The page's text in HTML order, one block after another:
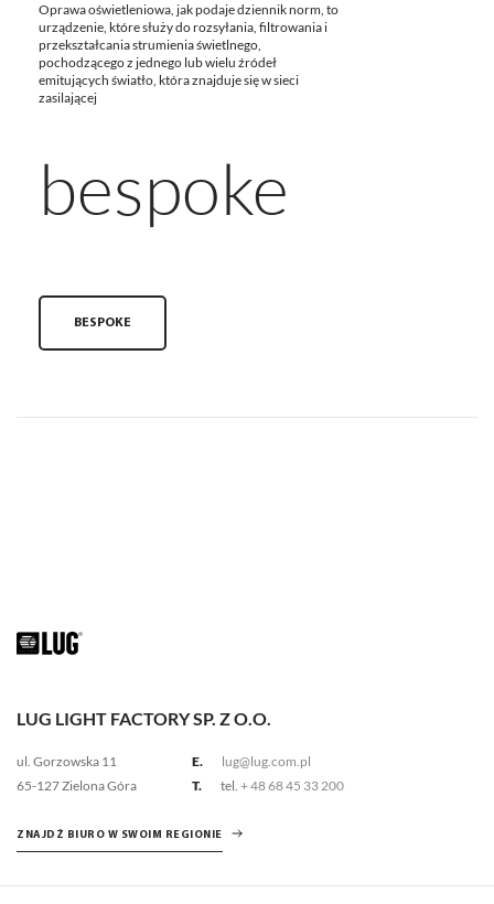
Oprawa oświetleniowa, jak podaje dziennik norm, to
urządzenie, które służy do rozsyłania, filtrowania i
przekształcania strumienia świetlnego,
pochodzącego z jednego lub wielu źródeł
emitujących światło, która znajduje się w sieci
zasilającej
bespoke
BESPOKE
LUG LIGHT FACTORY SP. Z O.O.
ul. Gorzowska 11
65-127 Zielona Góra
E.
lug@lug.com.pl
T.
tel. + 48 68 45 33 200
ZNAJDŹ BIURO W SWOIM REGIONIE